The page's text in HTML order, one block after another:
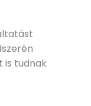
is tudnak